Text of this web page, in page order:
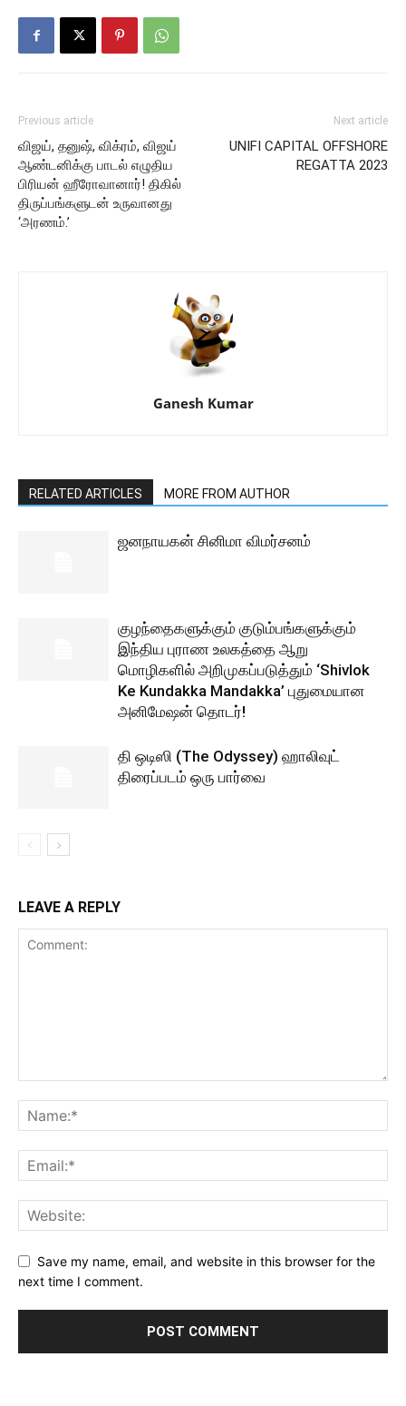
Previous article
விஜய், தனுஷ், விக்ரம், விஜய்
ஆண்டனிக்கு பாடல் எழுதிய
பிரியன் ஹீரோவானார்! திகில்
திருப்பங்களுடன் உருவானது
‘அரணம்.’
Next article
UNIFI CAPITAL OFFSHORE
REGATTA 2023
Ganesh Kumar
RELATED ARTICLES MORE FROM AUTHOR
ஜனநாயகன் சினிமா விமர்சனம்
குழந்தைகளுக்கும் குடும்பங்களுக்கும்
இந்திய புராண உலகத்தை ஆறு
மொழிகளில் அறிமுகப்படுத்தும் ‘Shivlok
Ke Kundakka Mandakka’ புதுமையான
அனிமேஷன் தொடர்!
தி ஒடிஸி (The Odyssey) ஹாலிவுட்
திரைப்படம் ஒரு பார்வை
LEAVE A REPLY
Save my name, email, and website in this browser for the
next time I comment.